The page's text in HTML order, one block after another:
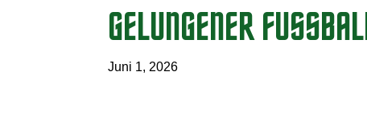
GELUNGENER
Juni 1, 2026